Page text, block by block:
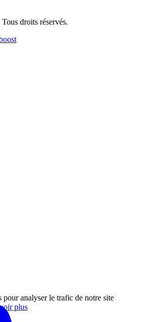
droits réservés.
analyser le trafic de notre site
plus